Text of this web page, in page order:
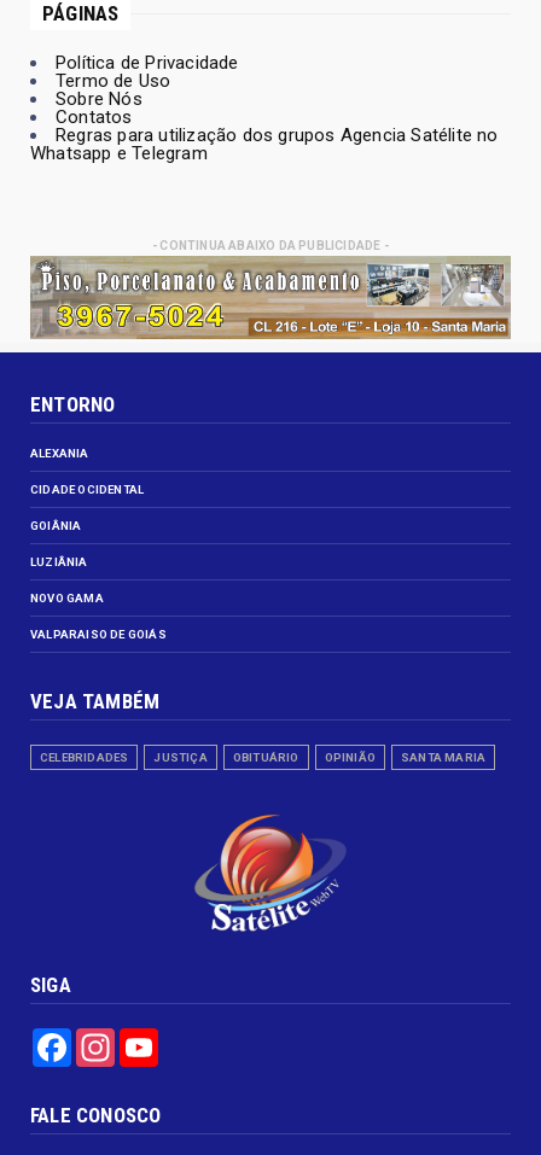
PÁGINAS
Política de Privacidade
Termo de Uso
Sobre Nós
Contatos
Regras para utilização dos grupos Agencia Satélite no
Whatsapp e Telegram
- CONTINUA ABAIXO DA PUBLICIDADE -
ENTORNO
ALEXANIA
CIDADE OCIDENTAL
GOIÂNIA
LUZIÂNIA
NOVO GAMA
VALPARAISO DE GOIÁS
VEJA TAMBÉM
CELEBRIDADES JUSTIÇA OBITUÁRIO OPINIÃO SANTA MARIA
SIGA
FacebookInstagram
FALE CONOSCO